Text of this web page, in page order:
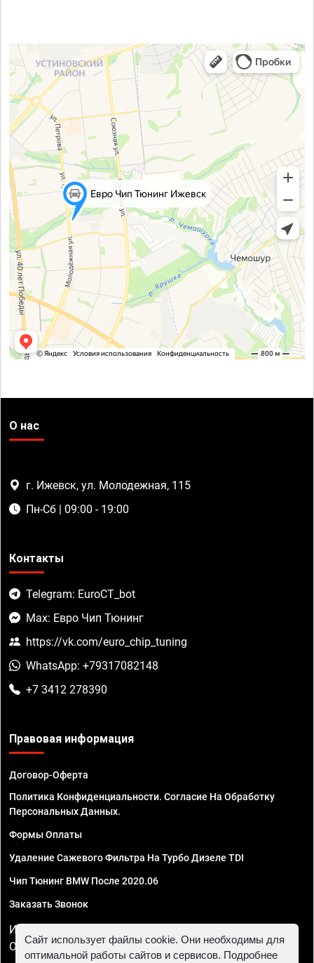
О нас
г. Ижевск, ул. Молодежная, 115
Пн-Сб | 09:00 - 19:00
Контакты
Telegram: EuroCT_bot
Max: Евро Чип Тюнинг
https://vk.com/euro_chip_tuning
WhatsApp: +79317082148
+7 3412 278390
Правовая информация
Договор-Оферта
Политика Конфиденциальности. Согласие На Обработку
Персональных Данных.
Формы Оплаты
Удаление Сажевого Фильтра На Турбо Дизеле TDI
Чип Тюнинг BMW После 2020.06
Заказать Звонок
ИП Смирнов Георгий Павлович. ИНН 781302555843,
ОГРНИП 324470400032610
Сайт использует файлы cookie. Они необходимы для
оптимальной работы сайтов и сервисов. Подробнее